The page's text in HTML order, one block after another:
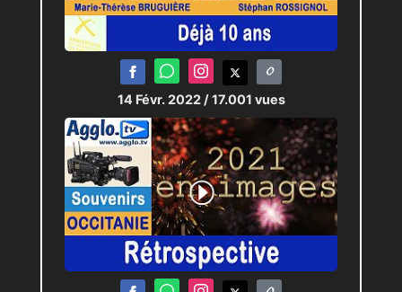
14 Févr. 2022 / 17.001 vues